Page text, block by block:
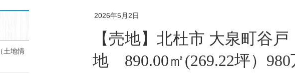
2026年5月2日
【売地】北杜市 大泉町谷
地 890.00㎡(269.22坪）980
土地情